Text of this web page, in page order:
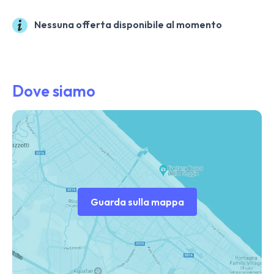
Nessuna offerta disponibile al momento
Dove siamo
Guarda sulla mappa